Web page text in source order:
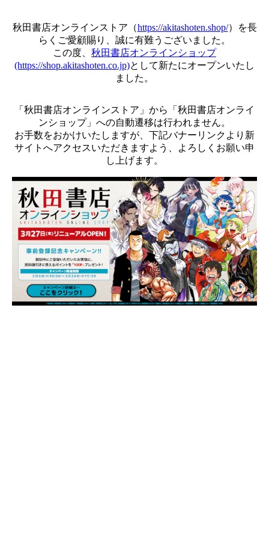
秋田書店オンラインストア（https://akitashoten.shop/）を長
らくご愛顧賜り、誠に有難うございました。
この度、 秋田書店オンラインショップ
(https://shop.akitashoten.co.jp)として新たにオープンいたし
ました。
「秋田書店オンラインストア」から「秋田書店オンライ
ンショップ」への自動遷移は行われません。
お手数をおかけいたしますが、下記バナーリンクより新
サイトへアクセスいただきますよう、よろしくお願い申
し上げます。